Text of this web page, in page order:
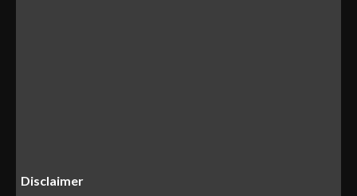
Disclaimer